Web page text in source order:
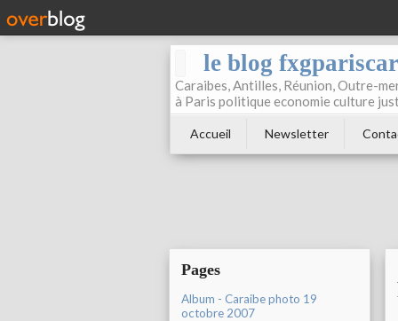
le blog
Caraibes, Antilles, Réunion, Outre-
à Paris politique economie culture
Accueil Newsletter
Pages
Album - Caraibe photo 19
octobre 2007